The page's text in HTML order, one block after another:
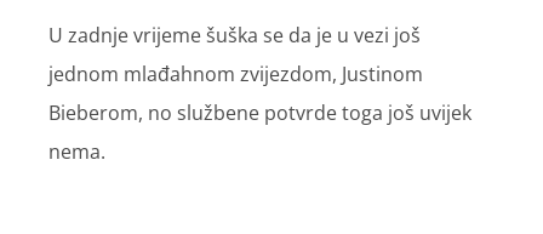
U zadnje vrijeme šuška se da je u vezi još
jednom mlađahnom zvijezdom, Justinom
Bieberom, no službene potvrde toga još uvijek
nema.